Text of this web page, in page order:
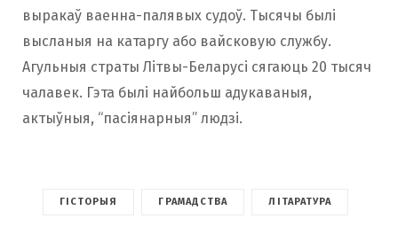
выракаў ваенна-палявых судоў. Тысячы былі
высланыя на катаргу або вайсковую службу.
Агульныя страты Літвы-Беларусі сягаюць 20 тысяч
чалавек. Гэта былі найбольш адукаваныя,
актыўныя, “пасіянарныя” людзі.
ГІСТОРЫЯ ГРАМАДСТВА ЛІТАРАТУРА